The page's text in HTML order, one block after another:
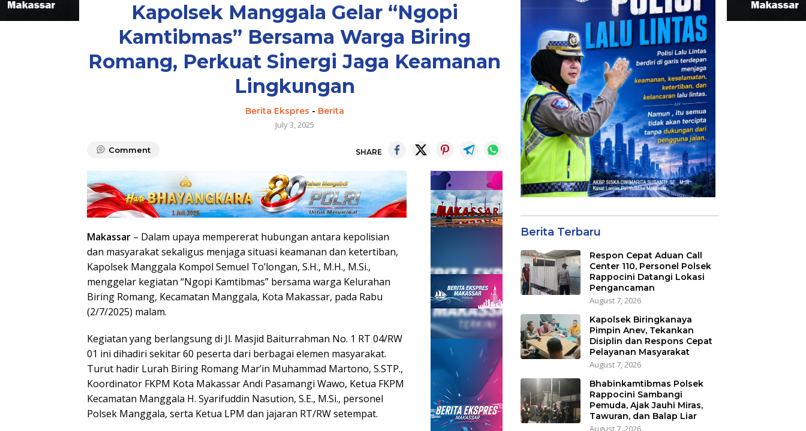
Kapolsek Manggala Gelar “Ngopi
Kamtibmas” Bersama Warga Biring
Romang, Perkuat Sinergi Jaga Keamanan
Lingkungan
Berita Ekspres - Berita
July 3, 2025
Comment SHARE
Makassar – Dalam upaya mempererat hubungan antara kepolisian
dan masyarakat sekaligus menjaga situasi keamanan dan ketertiban,
Kapolsek Manggala Kompol Semuel To’longan, S.H., M.H., M.Si.,
menggelar kegiatan “Ngopi Kamtibmas” bersama warga Kelurahan
Biring Romang, Kecamatan Manggala, Kota Makassar, pada Rabu
(2/7/2025) malam.
Kegiatan yang berlangsung di Jl. Masjid Baiturrahman No. 1 RT 04/RW
01 ini dihadiri sekitar 60 peserta dari berbagai elemen masyarakat.
Turut hadir Lurah Biring Romang Mar’in Muhammad Martono, S.STP.,
Koordinator FKPM Kota Makassar Andi Pasamangi Wawo, Ketua FKPM
Kecamatan Manggala H. Syarifuddin Nasution, S.E., M.Si., personel
Polsek Manggala, serta Ketua LPM dan jajaran RT/RW setempat.
Berita Terbaru
Respon Cepat Aduan Call
Center 110, Personel Polsek
Rappocini Datangi Lokasi
Pengancaman
August 7, 2026
Kapolsek Biringkanaya
Pimpin Anev, Tekankan
Disiplin dan Respons Cepat
Pelayanan Masyarakat
August 7, 2026
Bhabinkamtibmas Polsek
Rappocini Sambangi
Pemuda, Ajak Jauhi Miras,
Tawuran, dan Balap Liar
August 7, 2026